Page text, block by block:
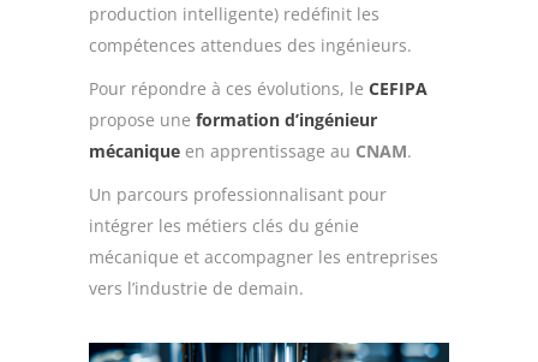
production intelligente) redéfinit les
compétences attendues des ingénieurs.
Pour répondre à ces évolutions, le CEFIPA
propose une formation d’ingénieur
mécanique en apprentissage au CNAM.
Un parcours professionnalisant pour
intégrer les métiers clés du génie
mécanique et accompagner les entreprises
vers l’industrie de demain.